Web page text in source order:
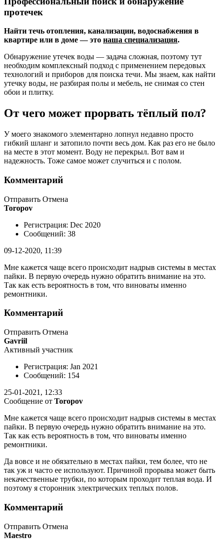
протечек
Найти течь отопления, канализации, водоснабжения в
квартире или в доме — это наша специализация.
Обнаружение утечек воды — задача сложная, поэтому тут
необходим комплексный подход с применением передовых
технологий и приборов для поиска течи. Мы знаем, как найти
утечку воды, не разбирая полы и мебель, не снимая со стен
обои и плитку.
От чего может прорвать тёплый пол?
У моего знакомого элементарно лопнул недавно просто
гибкий шланг и затопило почти весь дом. Как раз его не было
на месте в этот момент. Воду не перекрыл. Вот вам и
надежность. Тоже самое может случиться и с полом.
Комментарий
Отправить Отмена
Toropov
Регистрация: Dec 2020
Сообщений: 38
09-12-2020, 11:39
Мне кажется чаще всего происходит надрыв системы в местах
пайки. В первую очередь нужно обратить внимание на это.
Так как есть вероятность в том, что виноваты именно
ремонтники.
Комментарий
Отправить Отмена
Gavriil
Активный участник
Регистрация: Jan 2021
Сообщений: 154
25-01-2021, 12:33
Сообщение от Toropov
Мне кажется чаще всего происходит надрыв системы в местах
пайки. В первую очередь нужно обратить внимание на это.
Так как есть вероятность в том, что виноваты именно
ремонтники.
Да вовсе и не обязательно в местах пайки, тем более, что не
так уж и часто ее используют. Причиной прорыва может быть
некачественные трубки, по которым проходит теплая вода. И
поэтому я сторонник электрических теплых полов.
Комментарий
Отправить Отмена
Maestro